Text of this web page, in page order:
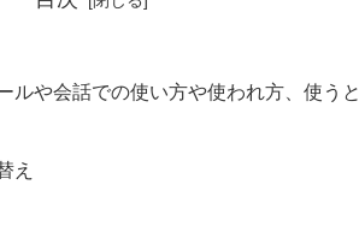
ルや会話での使い方や使われ方、使う
え